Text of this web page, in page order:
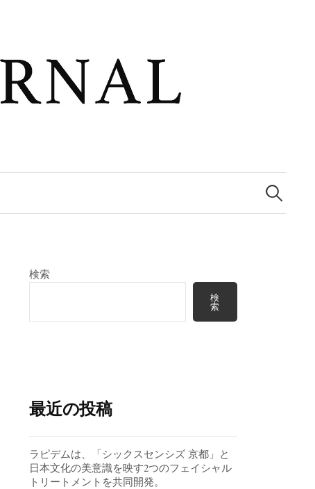
検
索:
検索
検
索
最近の投稿
ラピデムは、「シックスセンシズ 京都」と
日本文化の美意識を映す2つのフェイシャル
トリートメントを共同開発。